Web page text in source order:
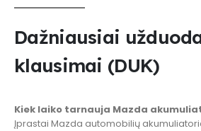
Dažniausiai
klausimai (DUK)
Kiek laiko tarnauja Mazda
Įprastai Mazda automobilių